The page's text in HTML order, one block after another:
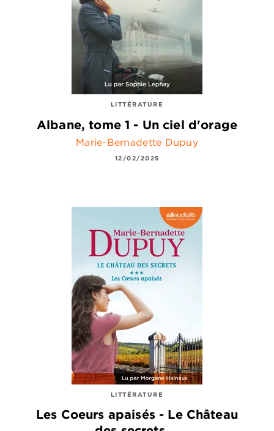
LITTÉRATURE
Albane, tome 1 - Un ciel d'orage
Marie-Bernadette Dupuy
12/02/2025
LITTÉRATURE
Les Coeurs apaisés - Le Château